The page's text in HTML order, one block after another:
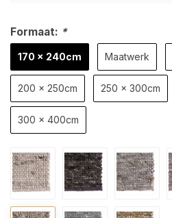
Formaat: *
170 x 240cm Maatwerk
200 x 250cm 250 x 300cm
300 x 400cm